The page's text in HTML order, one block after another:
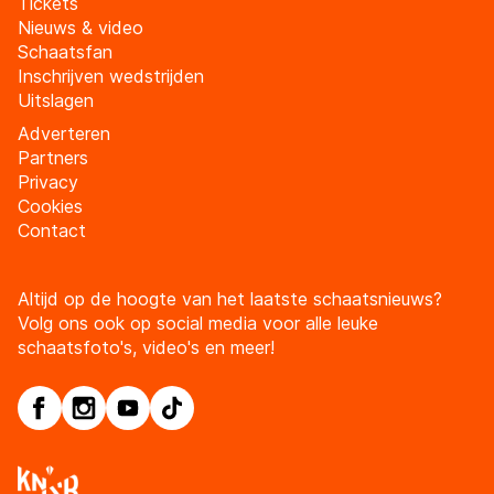
Nieuws & video
Schaatsfan
Inschrijven wedstrijden
Uitslagen
Adverteren
Partners
Privacy
Cookies
Contact
Altijd op de hoogte van het laatste schaatsnieuws?
Volg ons ook op social media voor alle leuke
schaatsfoto's, video's en meer!